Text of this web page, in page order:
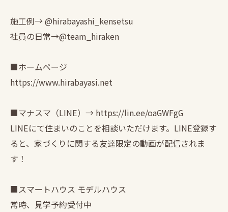
施工例→ @hirabayashi_kensetsu
社員の日常→@team_hiraken
■ホームページ
https://www.hirabayasi.net
■マナスマ（LINE）→ https://lin.ee/oaGWFgG
LINEにて住まいのことを相談いただけます。LINE登録す
ると、家づくりに関する友達限定の動画が配信されま
す！
■スマートハウス モデルハウス
常時、見学予約受付中